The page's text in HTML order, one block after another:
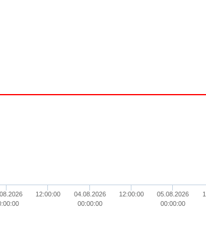
12:00:00
04.08.2026
00:00:00
12:00:00
05.08.2026
00:00:00